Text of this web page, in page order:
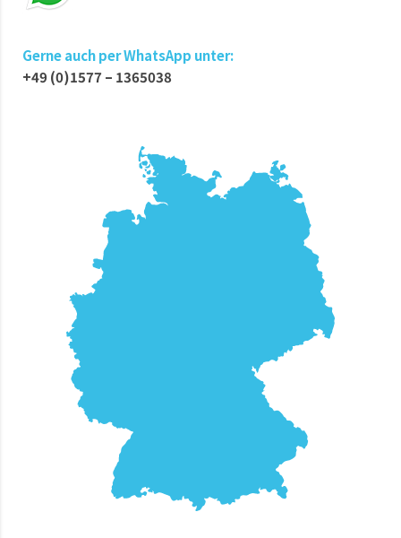
Gerne auch per WhatsApp unter:
+49 (0)1577 – 1365038